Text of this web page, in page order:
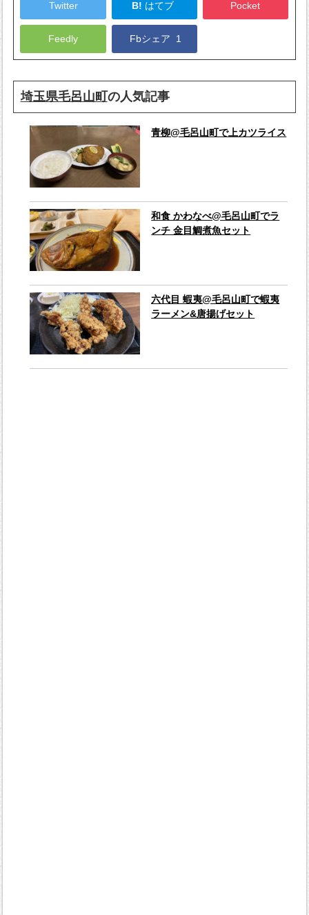
Twitter B! はてブ Pocket
Feedly Fbシェア 1
埼玉県毛呂山町 の人気記事
青柳@毛呂山町で上カツライス
和食 かわなべ@毛呂山町でラ
ンチ 金目鯛煮魚セット
六代目 蝦夷@毛呂山町で蝦夷
ラーメン&唐揚げセット